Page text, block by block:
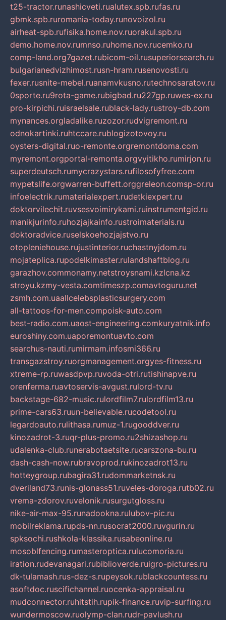
t25-tractor.runashicveti.rualutex.spb.rufas.ru
gbmk.spb.ruromania-today.runovoizol.ru
airheat-spb.rufisika.home.nov.ruorakul.spb.ru
demo.home.nov.rumnso.ruhome.nov.rucemko.ru
comp-land.org7gazet.rubicom-oil.rusuperiorsearch.ru
bulgarianedvizhimost.rusn-hram.rusenovosti.ru
fexer.rusnite-mebel.ruanamvkusno.rutechnosaratov.ru
0sporte.ru9rota-game.rubigbad.ru227gp.ruwes-ex.ru
pro-kirpichi.ruisraelsale.rublack-lady.rustroy-db.com
mynances.orgladalike.ruzozor.rudvigremont.ru
odnokartinki.ruhtccare.rublogizotovoy.ru
oysters-digital.ruo-remonte.orgremontdoma.com
myremont.orgportal-remonta.orgvyitikho.rumirjon.ru
superdeutsch.rumycrazystars.rufilosofyfree.com
mypetslife.orgwarren-buffett.orggreleon.comsp-or.ru
infoelectrik.rumaterialexpert.rudetkiexpert.ru
doktorvilechit.ruvsesvoimirykami.ruinstrumentgid.ru
manikjurinfo.ruhozjajkainfo.rustroimaterials.ru
doktoradvice.ruselskoehozjajstvo.ru
otopleniehouse.rujustinterior.ruchastnyjdom.ru
mojateplica.rupodelkimaster.rulandshaftblog.ru
garazhov.commonamy.netstroysnami.kzlcna.kz
stroyu.kzmy-vesta.comtimeszp.comavtoguru.net
zsmh.com.uaallcelebsplasticsurgery.com
all-tattoos-for-men.compoisk-auto.com
best-radio.com.uaost-engineering.comkuryatnik.info
euroshiny.com.uaporemontuavto.com
searchus-nauti.rumirmam.infosmi366.ru
transgazstroy.ruorgmanagement.orgyes-fitness.ru
xtreme-rp.ruwasdpvp.ruvoda-otri.rutishinapve.ru
orenferma.ruavtoservis-avgust.rulord-tv.ru
backstage-682-music.rulordfilm7.rulordfilm13.ru
prime-cars63.ruun-believable.rucodetool.ru
legardoauto.rulithasa.rumuz-1.rugooddver.ru
kinozadrot-3.ruqr-plus-promo.ru2shizashop.ru
udalenka-club.runerabotaetsite.rucarszona-bu.ru
dash-cash-now.rubravoprod.rukinozadrot13.ru
hotteygroup.rubagira31.rudommarketnsk.ru
dveriland73.runis-glonass51.ruveles-doroga.rutb02.ru
vrema-zdorov.ruvelonik.rusurgutgloss.ru
nike-air-max-95.runadookna.rulubov-pic.ru
mobilreklama.rupds-nn.rusocrat2000.ruvgurin.ru
spksochi.rushkola-klassika.rusabeonline.ru
mosoblfencing.rumasteroptica.rulucomoria.ru
iration.rudevanagari.rubiblioverde.ruigro-pictures.ru
dk-tulamash.rus-dez-s.rupeysok.rublackcountess.ru
asoftdoc.ruscifichannel.ruocenka-appraisal.ru
mudconnector.ruhitstih.rupik-finance.ruvip-surfing.ru
wundermoscow.ruolymp-clan.rudr-pavlush.ru